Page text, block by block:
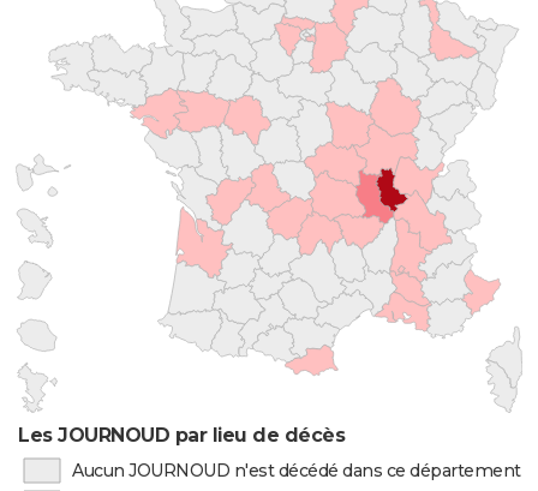
Les JOURNOUD par lieu de décès
Aucun JOURNOUD n'est décédé dans ce département